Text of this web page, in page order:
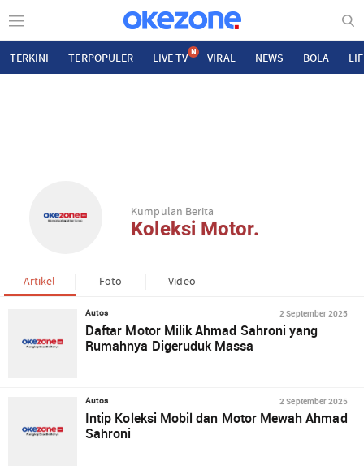
TERKINI TERPOPULER LIVE TV N VIRAL NEWS BOLA
Kumpulan Berita
Koleksi Motor.
Artikel Foto Video
Autos 2 September 2025
Daftar Motor Milik Ahmad Sahroni yang
Rumahnya Digeruduk Massa
Autos 2 September 2025
Intip Koleksi Mobil dan Motor Mewah Ahmad
Sahroni